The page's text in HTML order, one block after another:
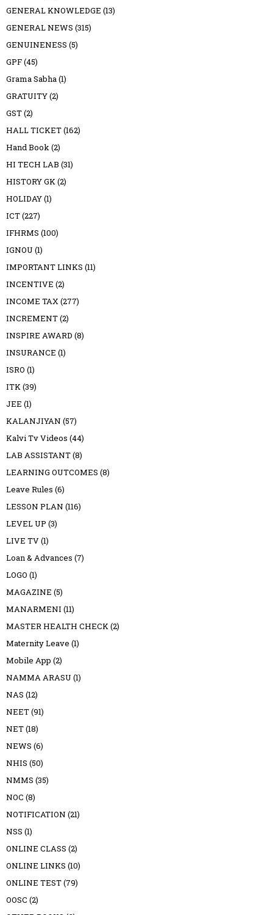
GENERAL KNOWLEDGE (13)
GENERAL NEWS (315)
GENUINENESS (5)
GPF(45)
Grama Sabha(1)
GRATUITY(2)
GST(2)
HALL TICKET(162)
Hand Book(2)
HI TECH LAB (31)
HISTORY GK(2)
HOLIDAY(1)
ICT(227)
IFHRMS (100)
IGNOU (1)
IMPORTANT LINKS (11)
INCENTIVE (2)
INCOME TAX(277)
INCREMENT(2)
INSPIRE AWARD (8)
INSURANCE (1)
ISRO (1)
ITK(39)
JEE (1)
KALANJIYAN (57)
Kalvi Tv Videos (44)
LAB ASSISTANT(8)
LEARNING OUTCOMES (8)
Leave Rules (6)
LESSON PLAN (116)
LEVEL UP (3)
LIVE TV(1)
Loan & Advances (7)
LOGO (1)
MAGAZINE (5)
MANARMENI (11)
MASTER HEALTH CHECK(2)
Maternity Leave (1)
Mobile App (2)
NAMMA ARASU (1)
NAS (12)
NEET(91)
NET(18)
NEWS (6)
NHIS (50)
NMMS (35)
NOC (8)
NOTIFICATION (21)
NSS (1)
ONLINE CLASS (2)
ONLINE LINKS (10)
ONLINE TEST(79)
OOSC (2)